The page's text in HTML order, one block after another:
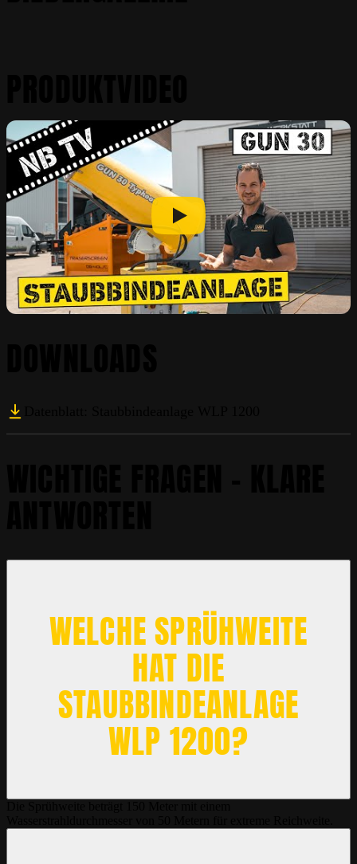
WELCHE SPRÜHWEITE
HAT DIE
STAUBBINDEANLAGE
WLP 1200?